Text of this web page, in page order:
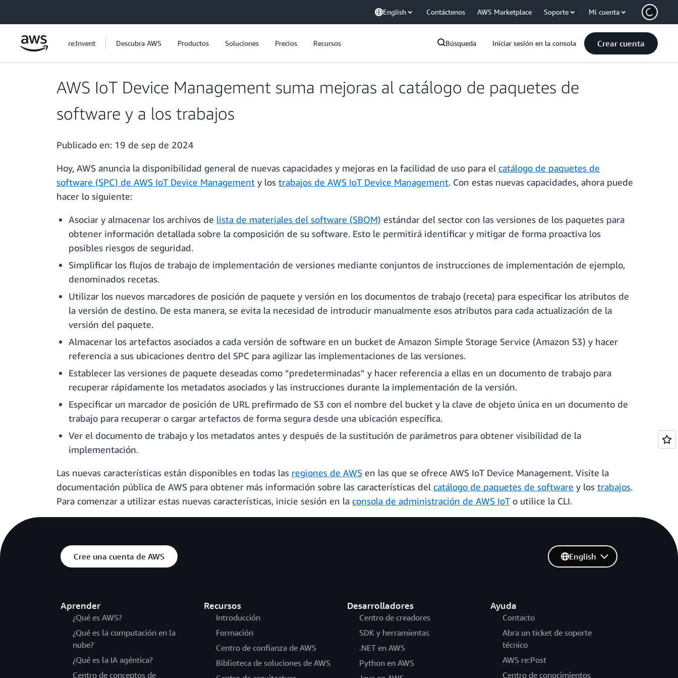
English Contáctenos AWS Marketplace Soporte Mi cuenta
re:Invent Descubra AWS Productos Soluciones Precios Recursos Búsqueda Iniciar sesión en la consola Crear cuenta
AWS IoT Device Management suma mejoras al catálogo de paquetes de
software y a los trabajos
Publicado en: 19 de sep de 2024
Hoy, AWS anuncia la disponibilidad general de nuevas capacidades y mejoras en la facilidad de uso para el catálogo de paquetes de
software (SPC) de AWS IoT Device Management y los trabajos de AWS IoT Device Management. Con estas nuevas capacidades, ahora puede
hacer lo siguiente:
Asociar y almacenar los archivos de lista de materiales del software (SBOM) estándar del sector con las versiones de los paquetes para
obtener información detallada sobre la composición de su software. Esto le permitirá identificar y mitigar de forma proactiva los
posibles riesgos de seguridad.
Simplificar los flujos de trabajo de implementación de versiones mediante conjuntos de instrucciones de implementación de ejemplo,
denominados recetas.
Utilizar los nuevos marcadores de posición de paquete y versión en los documentos de trabajo (receta) para especificar los atributos de
la versión de destino. De esta manera, se evita la necesidad de introducir manualmente esos atributos para cada actualización de la
versión del paquete.
Almacenar los artefactos asociados a cada versión de software en un bucket de Amazon Simple Storage Service (Amazon S3) y hacer
referencia a sus ubicaciones dentro del SPC para agilizar las implementaciones de las versiones.
Establecer las versiones de paquete deseadas como “predeterminadas” y hacer referencia a ellas en un documento de trabajo para
recuperar rápidamente los metadatos asociados y las instrucciones durante la implementación de la versión.
Especificar un marcador de posición de URL prefirmado de S3 con el nombre del bucket y la clave de objeto única en un documento de
trabajo para recuperar o cargar artefactos de forma segura desde una ubicación específica.
Ver el documento de trabajo y los metadatos antes y después de la sustitución de parámetros para obtener visibilidad de la
implementación.
Las nuevas características están disponibles en todas las regiones de AWS en las que se ofrece AWS IoT Device Management. Visite la
documentación pública de AWS para obtener más información sobre las características del catálogo de paquetes de software y los trabajos.
Para comenzar a utilizar estas nuevas características, inicie sesión en la consola de administración de AWS IoT o utilice la CLI.
Cree una cuenta de AWS
Aprender
¿Qué es AWS?
¿Qué es la computación en la
nube?
¿Qué es la IA agéntica?
Centro de conceptos de
Recursos
Introducción
Formación
Centro de confianza de AWS
Biblioteca de soluciones de AWS
Desarrolladores
Centro de creadores
SDK y herramientas
.NET en AWS
Python en AWS
Ayuda
Contacto
Abra un ticket de soporte
técnico
AWS re:Post
Centro de conocimientos
English